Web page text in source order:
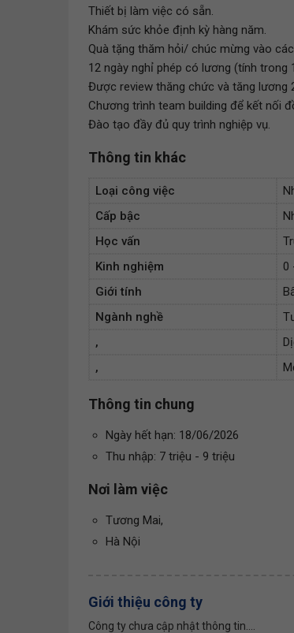
Thiết bị làm việc có sẵn.
Khám sức khỏe định kỳ hàng năm.
Quà tặng thăm hỏi/ chúc mừng vào
12 ngày nghỉ phép có lương (tính trong
Được review thăng chức và tăng lương
Chương trình team building để kết nối
Đào tạo đầy đủ quy trình nghiệp vụ.
Thông tin khác
Loại công việc
Cấp bậc
Học vấn
Kinh nghiệm
0
Giới tính
Ngành nghề
,
,
Thông tin chung
Ngày hết hạn: 18/06/2026
Thu nhập: 7 triệu - 9 triệu
Nơi làm việc
Tương Mai,
Hà Nội
Giới thiệu công ty
Công ty chưa cập nhật thông tin....